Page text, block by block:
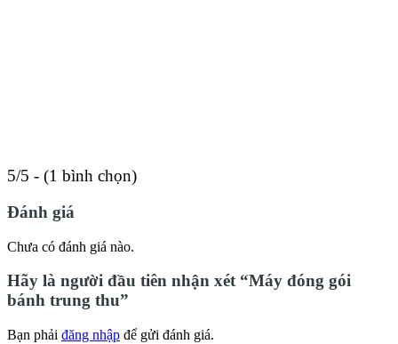
5/5 - (1 bình chọn)
Đánh giá
Chưa có đánh giá nào.
Hãy là người đầu tiên nhận xét “Máy đóng gói
bánh trung thu”
Bạn phải đăng nhập để gửi đánh giá.